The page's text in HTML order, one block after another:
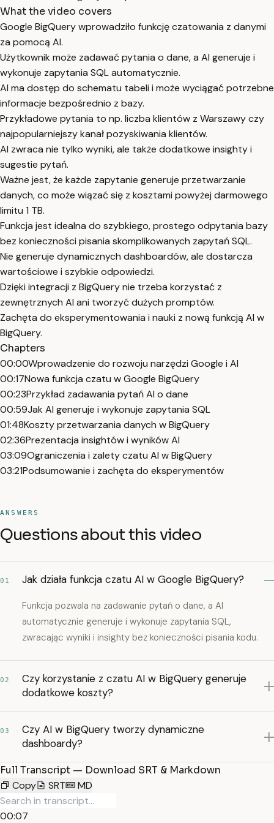
What the video covers
Google BigQuery wprowadziło funkcję czatowania z danymi
za pomocą AI.
Użytkownik może zadawać pytania o dane, a AI generuje i
wykonuje zapytania SQL automatycznie.
AI ma dostęp do schematu tabeli i może wyciągać potrzebne
informacje bezpośrednio z bazy.
Przykładowe pytania to np. liczba klientów z Warszawy czy
najpopularniejszy kanał pozyskiwania klientów.
AI zwraca nie tylko wyniki, ale także dodatkowe insighty i
sugestie pytań.
Ważne jest, że każde zapytanie generuje przetwarzanie
danych, co może wiązać się z kosztami powyżej darmowego
limitu 1 TB.
Funkcja jest idealna do szybkiego, prostego odpytania bazy
bez konieczności pisania skomplikowanych zapytań SQL.
Nie generuje dynamicznych dashboardów, ale dostarcza
wartościowe i szybkie odpowiedzi.
Dzięki integracji z BigQuery nie trzeba korzystać z
zewnętrznych AI ani tworzyć dużych promptów.
Zachęta do eksperymentowania i nauki z nową funkcją AI w
BigQuery.
Chapters
00:00Wprowadzenie do rozwoju narzędzi Google i AI
00:17Nowa funkcja czatu w Google BigQuery
00:23Przykład zadawania pytań AI o dane
00:59Jak AI generuje i wykonuje zapytania SQL
01:48Koszty przetwarzania danych w BigQuery
02:36Prezentacja insightów i wyników AI
03:09Ograniczenia i zalety czatu AI w BigQuery
03:21Podsumowanie i zachęta do eksperymentów
ANSWERS
Questions about this video
01 Jak działa funkcja czatu AI w Google BigQuery?
Funkcja pozwala na zadawanie pytań o dane, a AI
automatycznie generuje i wykonuje zapytania SQL,
zwracając wyniki i insighty bez konieczności pisania kodu.
02
Czy korzystanie z czatu AI w BigQuery generuje
dodatkowe koszty?
03
Czy AI w BigQuery tworzy dynamiczne
dashboardy?
Full Transcript — Download SRT & Markdown
Copy
SRT MD
00:07